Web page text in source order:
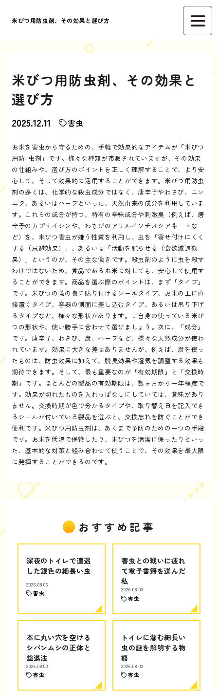
米びつ用防虫剤、その効果と選び方
米びつ用防虫剤、その効果と
選び方
2025.12.11 害虫
お米を害虫から守るための、手軽で効果的なアイテムが「米びつ
用防-虫剤」です。様々な種類が市販されていますが、その効果
の仕組みや、選び方のポイントを正しく理解することで、より安
心して、そして効果的に活用することができます。米びつ用防虫
剤の多くは、化学的な殺虫成分ではなく、唐辛子やわさび、ニン
ニク、あるいはハーブといった、天然由来の成分を利用していま
す。これらの成分が持つ、特有の辛味成分や刺激臭（例えば、唐
辛子のカプサイシンや、わさびのアリルイソチオシアネートな
ど）を、米びつ害虫が嫌う性質を利用し、虫を「寄せ付けにくく
する（忌避効果）」、あるいは「活動を鈍らせる（食欲減退効
果）」というのが、その主な働きです。殺虫剤のように虫を殺す
わけではないため、食品であるお米に対しても、安心して使用す
ることができます。商品を選ぶ際のポイントは、まず「タイプ」
です。米びつの蓋の裏に貼り付けるシールタイプ、お米の上に直
接置くタイプ、容器の側面に差し込むタイプ、あるいは吊り下げ
るタイプなど、様々な形状があります。ご自身の使っている米び
つの形状や、使い勝手に合わせて選びましょう。次に、「成分」
です。唐辛子、わさび、炭、ハーブなど、様々な天然成分が使わ
れています。効果に大きな差はありませんが、例えば、炭を使っ
たものは、防虫効果に加えて、脱臭効果や湿気を調整する効果も
期待できます。そして、最も重要なのが「有効期限」と「交換時
期」です。ほとんどの製品の有効期限は、数ヶ月から一年程度で
す。効果が切れたものを入れっぱなしにしていては、意味があり
ません。交換時期が色で分かるタイプや、取り替え日を記入でき
るシールが付いている製品を選ぶと、交換忘れを防ぐことができ
便利です。米びつ用防虫剤は、あくまで予防のための一つの手段
です。お米を低温で保管したり、米びつを清潔に保ったりといっ
た、基本的な対策と組み合わせて使うことで、その効果を最大限
に発揮することができるのです。
おすすめ記事
深夜のトイレで遭遇
した銀色の細長い虫
2026.08.06
害虫
害虫との戦いに疲れ
て電子書籍を選んだ
私
2026.08.03
害虫
本に丸い穴を空ける
シバンムシの正体と
撃退法
2026.08.03
害虫
トイレに潜む細長い
虫の謎を解明する物
語
2026.08.02
害虫